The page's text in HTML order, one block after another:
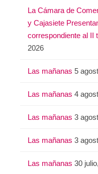
La Cámara de
y Cajasiete
correspondiente al II
2026
Las mañanas 5
Las mañanas 4
Las mañanas 3
Las mañanas 3
Las mañanas 30